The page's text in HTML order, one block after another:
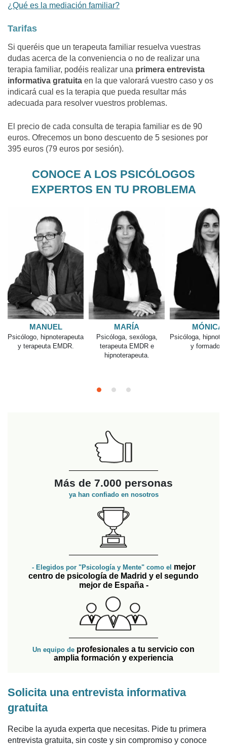
¿Qué es la mediación familiar?
Tarifas
Si queréis que un terapeuta familiar resuelva vuestras
dudas acerca de la conveniencia o no de realizar una
terapia familiar, podéis realizar una primera entrevista
informativa gratuita en la que valorará vuestro caso y os
indicará cual es la terapia que pueda resultar más
adecuada para resolver vuestros problemas.
El precio de cada consulta de terapia familiar es de 90
euros. Ofrecemos un bono descuento de 5 sesiones por
395 euros (79 euros por sesión).
CONOCE A LOS PSICÓLOGOS
EXPERTOS EN TU PROBLEMA
MÓNICA
Psicóloga, hipnoterapeuta
y formadora
PILAR
Psicóloga,
psicoterapeuta,
AINARA
Psicóloga
Psicología
Más de 7.000 personas
ya han confiado en nosotros
- Elegidos por "Psicología y Mente" como el mejor
centro de psicología de Madrid y el segundo
mejor de España -
Un equipo de profesionales a tu servicio con
amplia formación y experiencia
Solicita una entrevista informativa
gratuita
Recibe la ayuda experta que necesitas. Pide tu primera
entrevista gratuita, sin coste y sin compromiso y conoce